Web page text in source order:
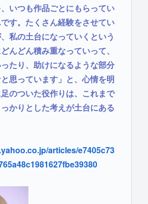
いつも作品ごとにもらってい
す。たくさん経験をさせてい
私の土台になっていくという
んどん積み重なっていって、
たり、助けになるような部分
思っています」と、心情を明
のついた役作りは、これまで
かりとした考えが土台にある
articles/e7405c73